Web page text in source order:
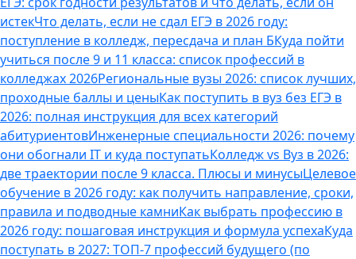
истекЧто делать, если не сдал ЕГЭ в 2026 году:
поступление в колледж, пересдача и план БКуда пойти
учиться после 9 и 11 класса: список профессий в
колледжах 2026Региональные вузы 2026: список лучших,
проходные баллы и ценыКак поступить в вуз без ЕГЭ в
2026: полная инструкция для всех категорий
абитуриентовИнженерные специальности 2026: почему
они обогнали IT и куда поступатьКолледж vs Вуз в 2026:
две траектории после 9 класса. Плюсы и минусыЦелевое
обучение в 2026 году: как получить направление, сроки,
правила и подводные камниКак выбрать профессию в
2026 году: пошаговая инструкция и формула успехаКуда
поступать в 2027: ТОП-7 профессий будущего (по